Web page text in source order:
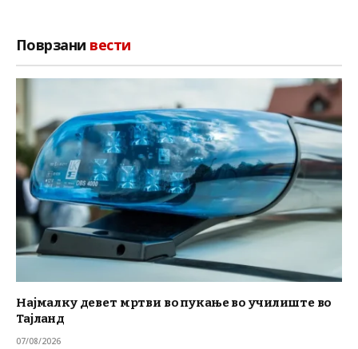
Поврзани вести
Најмалку девет мртви во пукање во училиште во
Тајланд
07/08/2026